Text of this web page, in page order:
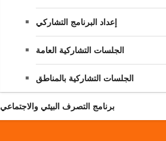
إعداد البرنامج التشاركي
الجلسات التشاركية العامة
الجلسات التشاركية بالمناطق
برنامج التصرف البيئي والاجتماعي